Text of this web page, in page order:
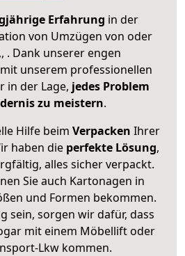
Erfahrung in der
von Umzügen von oder
. Dank unserer engen
unserem professionellen
in der Lage, jedes Problem
zu meistern.
Hilfe beim Verpacken Ihrer
haben die perfekte Lösung,
alles sicher verpackt.
Sie auch Kartonagen in
und Formen bekommen.
sein, sorgen wir dafür, dass
mit einem Möbellift oder
Lkw kommen.